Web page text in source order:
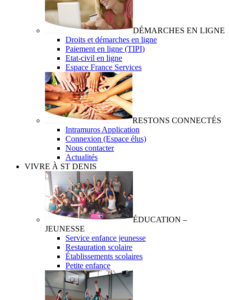
DÉMARCHES EN LIGNE
Droits et démarches en ligne
Paiement en ligne (TIPI)
Etat-civil en ligne
Espace France Services
RESTONS CONNECTÉS
Intramuros Application
Connexion (Espace élus)
Nous contacter
Actualités
VIVRE À ST DENIS
ÉDUCATION –
JEUNESSE
Service enfance jeunesse
Restauration scolaire
Établissements scolaires
Petite enfance